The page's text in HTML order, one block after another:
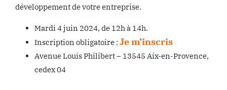
développement de votre entreprise.
Mardi 4 juin 2024, de 12h à 14h.
Inscription obligatoire :Je m’inscris
Avenue Louis Philibert – 13545 Aix-en-Provence,
cedex 04